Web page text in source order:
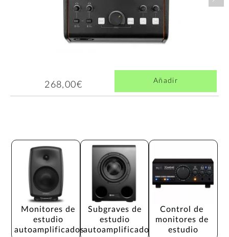
268,00€ Añadir
Monitores de
estudio
autoamplificados
Subgraves de
estudio
autoamplificado
Control de
monitores de
estudio